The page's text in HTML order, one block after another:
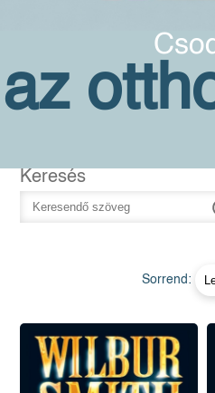
az
Keresés
Sorrend: